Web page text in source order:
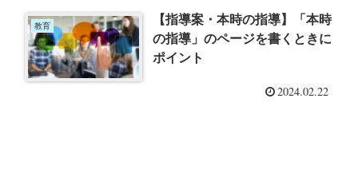
教育
【指導案・本時の指導】「本時
の指導」のページを書くときに
ポイント
2024.02.22